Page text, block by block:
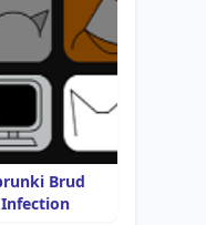
Brud
Infection